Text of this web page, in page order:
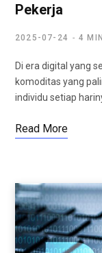
Pekerja
2025-07-24 4
Di era digital yang
komoditas yang
individu setiap
Read More